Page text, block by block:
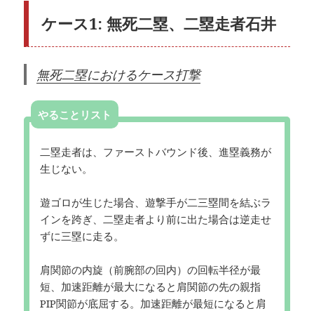
ケース1: 無死二塁、二塁走者石井
無死二塁におけるケース打撃
やることリスト
二塁走者は、ファーストバウンド後、進塁義務が
生じない。
遊ゴロが生じた場合、遊撃手が二三塁間を結ぶラ
インを跨ぎ、二塁走者より前に出た場合は逆走せ
ずに三塁に走る。
肩関節の内旋（前腕部の回内）の回転半径が最
短、加速距離が最大になると肩関節の先の親指
PIP関節が底屈する。加速距離が最短になると肩